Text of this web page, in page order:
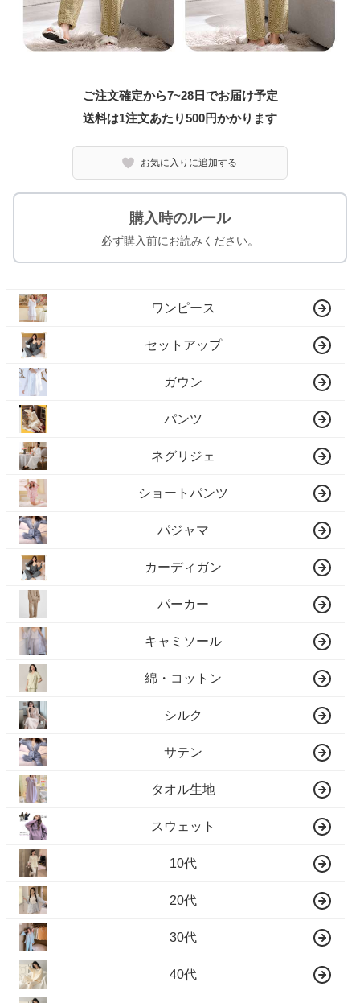
ご注文確定から7~28日でお届け予定
送料は1注文あたり500円かかります
お気に入りに追加する
購入時のルール
必ず購入前にお読みください。
ワンピース
セットアップ
ガウン
パンツ
ネグリジェ
ショートパンツ
パジャマ
カーディガン
パーカー
キャミソール
綿・コットン
シルク
サテン
タオル生地
スウェット
10代
20代
30代
40代